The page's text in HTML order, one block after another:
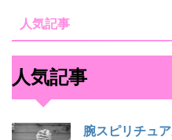
人気記事
人気記事
腕スピリチュ